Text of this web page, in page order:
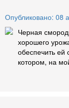
Опубликовано: 08
Черная
хорошего
обеспечить
котором, на